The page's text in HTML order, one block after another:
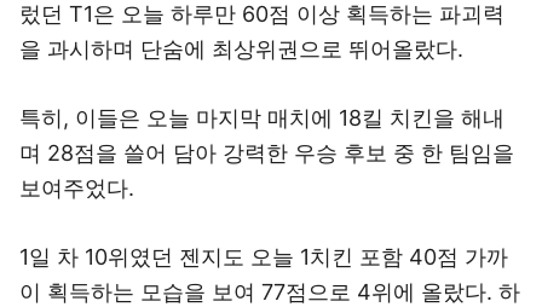
렀던 T1은 오늘 하루만 60점 이상 획득하는 파괴력
을 과시하며 단숨에 최상위권으로 뛰어올랐다.
특히, 이들은 오늘 마지막 매치에 18킬 치킨을 해내
며 28점을 쓸어 담아 강력한 우승 후보 중 한 팀임을
보여주었다.
1일 차 10위였던 젠지도 오늘 1치킨 포함 40점 가까
이 획득하는 모습을 보여 77점으로 4위에 올랐다. 하